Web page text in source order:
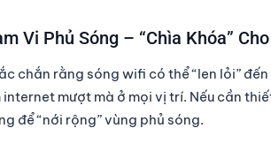
Vi Phủ Sóng – “Chìa Khóa”
chắn rằng sóng wifi có thể “len lỏi”
internet mượt mà ở mọi vị trí. Nếu cần
để “nới rộng” vùng phủ sóng.